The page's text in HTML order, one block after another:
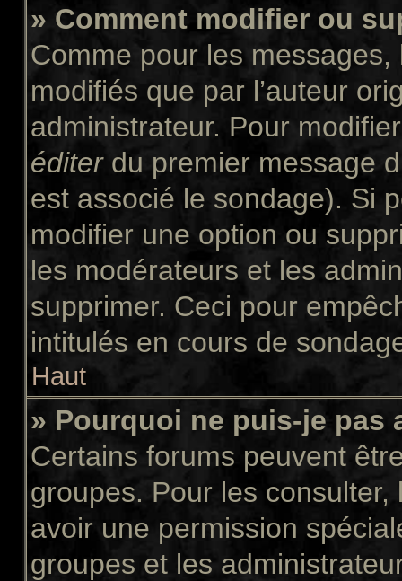
» Comment modifier ou
Comme pour les
modifiés que par l’auteur
administrateur. Pour
éditerdu premier message
est associé le sondage). Si
modifier une option ou
les modérateurs et les
supprimer. Ceci pour
intitulés en cours de
Haut
» Pourquoi ne puis-je pas
Certains forums peuvent
groupes. Pour les
avoir une permission
groupes et les